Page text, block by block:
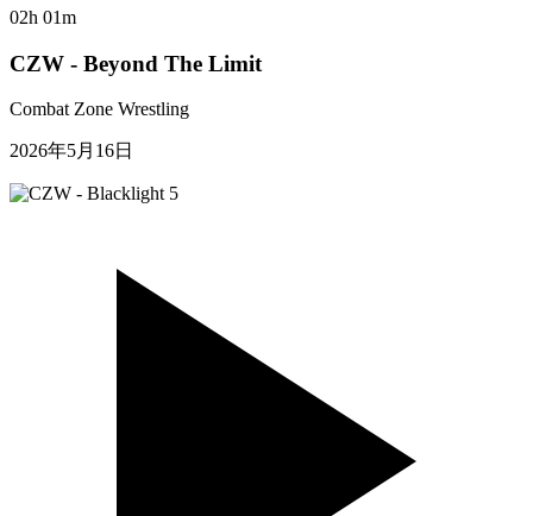
02h 01m
CZW - Beyond The Limit
Combat Zone Wrestling
2026年5月16日